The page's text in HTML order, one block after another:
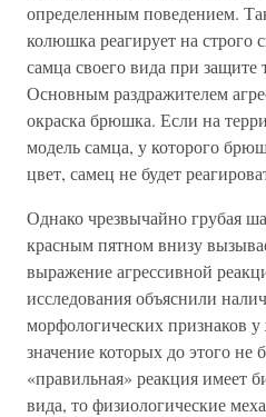
определенным поведением.
колюшка реагирует на строго
самца своего вида при защите
Основным раздражителем
окраска брюшка. Если на
модель самца, у которого
цвет, самец не будет
Однако чрезвычайно грубая
красным пятном внизу
выражение агрессивной
исследования объяснили
морфологических признаков
значение которых до этого не
«правильная» реакция имеет
вида, то физиологические